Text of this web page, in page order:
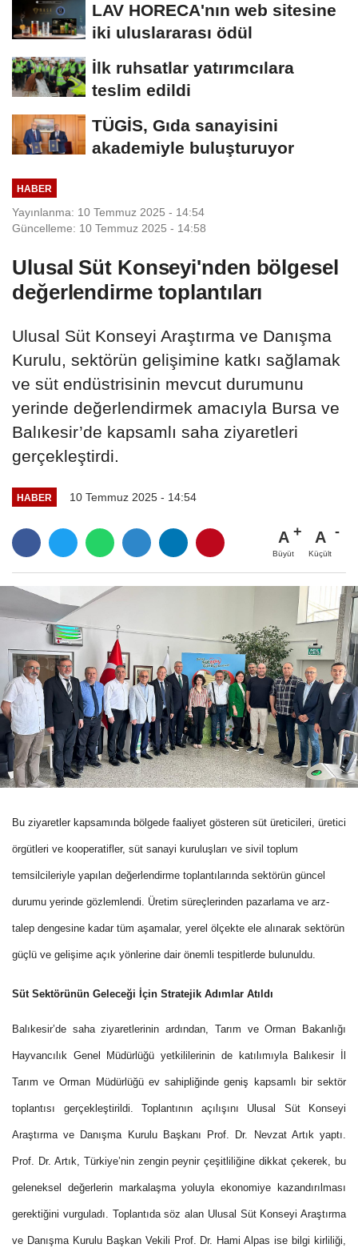
LAV HORECA'nın web sitesine
iki uluslararası ödül
İlk ruhsatlar yatırımcılara
teslim edildi
TÜGİS, Gıda sanayisini
akademiyle buluşturuyor
HABER
Yayınlanma: 10 Temmuz 2025 - 14:54
Güncelleme: 10 Temmuz 2025 - 14:58
Ulusal Süt Konseyi'nden bölgesel
değerlendirme toplantıları
Ulusal Süt Konseyi Araştırma ve Danışma
Kurulu, sektörün gelişimine katkı sağlamak
ve süt endüstrisinin mevcut durumunu
yerinde değerlendirmek amacıyla Bursa ve
Balıkesir’de kapsamlı saha ziyaretleri
gerçekleştirdi.
HABER 10 Temmuz 2025 - 14:54
A
Büyüt
A
Küçült
Bu ziyaretler kapsamında bölgede faaliyet gösteren süt üreticileri, üretici
örgütleri ve kooperatifler, süt sanayi kuruluşları ve sivil toplum
temsilcileriyle yapılan değerlendirme toplantılarında sektörün güncel
durumu yerinde gözlemlendi. Üretim süreçlerinden pazarlama ve arz-
talep dengesine kadar tüm aşamalar, yerel ölçekte ele alınarak sektörün
güçlü ve gelişime açık yönlerine dair önemli tespitlerde bulunuldu.
Süt Sektörünün Geleceği İçin Stratejik Adımlar Atıldı
Balıkesir’de saha ziyaretlerinin ardından, Tarım ve Orman Bakanlığı
Hayvancılık Genel Müdürlüğü yetkililerinin de katılımıyla Balıkesir İl
Tarım ve Orman Müdürlüğü ev sahipliğinde geniş kapsamlı bir sektör
toplantısı gerçekleştirildi. Toplantının açılışını Ulusal Süt Konseyi
Araştırma ve Danışma Kurulu Başkanı Prof. Dr. Nevzat Artık yaptı.
Prof. Dr. Artık, Türkiye’nin zengin peynir çeşitliliğine dikkat çekerek, bu
geleneksel değerlerin markalaşma yoluyla ekonomiye kazandırılması
gerektiğini vurguladı. Toplantıda söz alan Ulusal Süt Konseyi Araştırma
ve Danışma Kurulu Başkan Vekili Prof. Dr. Hami Alpas ise bilgi kirliliği,